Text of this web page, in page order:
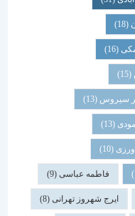
(13)
عباسی(9)
شهروز تهرانی(8)